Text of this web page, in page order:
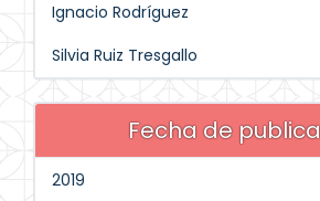
Ignacio Rodríguez
Silvia Ruiz Tresgallo
Fecha de
2019